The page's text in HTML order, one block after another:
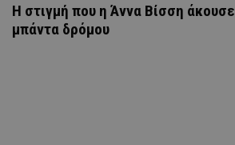
H στιγμή που η Άννα Βίσση
μπάντα δρόμου